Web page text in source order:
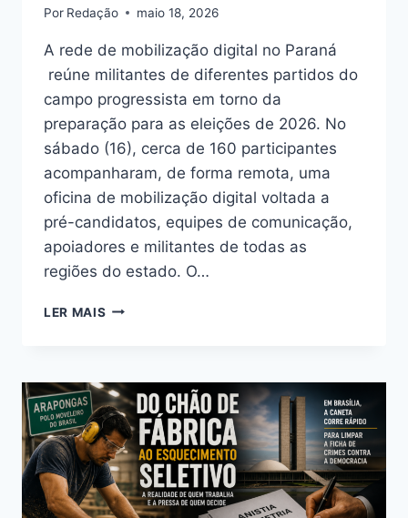
Por Redação maio 18, 2026
A rede de mobilização digital no Paraná
reúne militantes de diferentes partidos do
campo progressista em torno da
preparação para as eleições de 2026. No
sábado (16), cerca de 160 participantes
acompanharam, de forma remota, uma
oficina de mobilização digital voltada a
pré-candidatos, equipes de comunicação,
apoiadores e militantes de todas as
regiões do estado. O…
LER MAIS MOBILIZAÇÃO
UNE
CAMPO
PROGRESSISTA
PARA
2026